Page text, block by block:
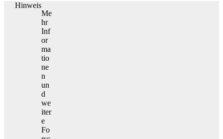
Hinweis
Me
hr
Inf
or
ma
tio
ne
n
un
d
we
iter
e
Fo